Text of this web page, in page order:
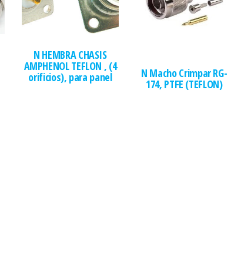
N HEMBRA CHASIS
AMPHENOL TEFLON , (4
orificios), para panel N Macho Crimpar RG-
174, PTFE (TEFLON)